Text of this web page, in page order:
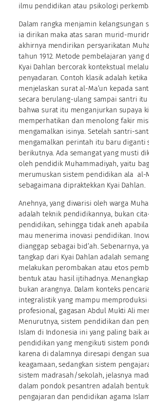
ilmu pendidikan atau psikologi
Dalam rangka menjamin kelangsungan
ia dirikan maka atas saran murid-
akhirnya mendirikan persyarikatan
tahun 1912. Metode pembelajaran yang
Kyai Dahlan bercorak kontekstual
penyadaran. Contoh klasik adalah ketika
menjelaskan surat al-Ma’un kepada
secara berulang-ulang sampai santri
bahwa surat itu menganjurkan supaya
memperhatikan dan menolong fakir
mengamalkan isinya. Setelah santri-
mengamalkan perintah itu baru diganti
berikutnya. Ada semangat yang musti
oleh pendidik Muhammadiyah, yaitu
merumuskan sistem pendidikan ala al-
sebagaimana dipraktekkan Kyai Dahlan.
Anehnya, yang diwarisi oleh warga
adalah teknik pendidikannya, bukan
pendidikan, sehingga tidak aneh
mau menerima inovasi pendidikan.
dianggap sebagai bid’ah. Sebenarnya,
tangkap dari Kyai Dahlan adalah
melakukan perombakan atau etos
bentuk atau hasil ijtihadnya.
bukan arangnya. Dalam konteks
integralistik yang mampu
profesional, gagasan Abdul Mukti Ali
Menurutnya, sistem pendidikan dan
Islam di Indonesia ini yang paling baik
pendidikan yang mengikuti sistem
karena di dalamnya diresapi dengan
keagamaan, sedangkan sistem
sistem madrasah/sekolah, jelasnya
dalam pondok pesantren adalah
pengajaran dan pendidikan agama